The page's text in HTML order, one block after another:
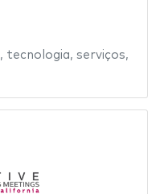
, tecnologia, serviços,